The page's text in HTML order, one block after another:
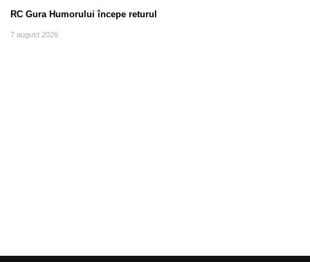
RC Gura Humorului începe returul
7 august 2026